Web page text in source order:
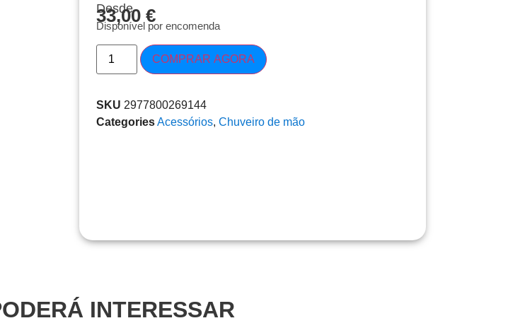
Desde
33,00 €
Disponível por encomenda
COMPRAR AGORA
SKU 2977800269144
Categories Acessórios, Chuveiro de mão
INTERESSAR